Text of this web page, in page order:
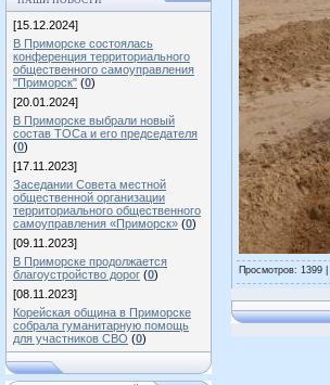
[15.12.2024]
В Приморске состоялась
конференция территориального
общественного самоуправления
"Приморск" (0)
[20.01.2024]
В Приморске выбрали новый
состав ТОСа и его председателя
(0)
[17.11.2023]
Заседании Совета местной
общественной организации
территориального общественного
самоуправления «Приморск» (0)
[09.11.2023]
В Приморске продолжается
благоустройство дорог (0)
[08.11.2023]
Корейская община в Приморске
собрала гуманитарную помощь
для участников СВО (0)
Просмотров: 1399 |